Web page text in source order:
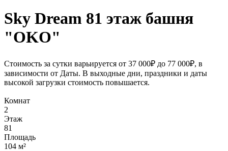
Sky Dream 81 этаж башня
"OKO"
Стоимость за сутки варьируется от 37 000₽ до 77 000₽, в
зависимости от Даты. В выходные дни, праздники и даты
высокой загрузки стоимость повышается.
Комнат
2
Этаж
81
Площадь
104 м²